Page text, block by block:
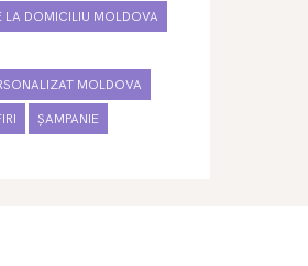
LA DOMICILIU MOLDOVA
MOLDOVA
ȘAMPANIE